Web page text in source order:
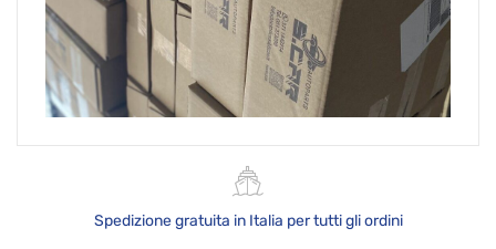
Spedizione gratuita in Italia per tutti gli ordini